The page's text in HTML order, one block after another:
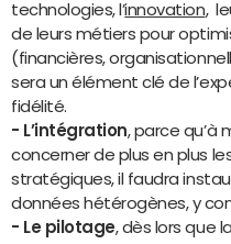
technologies, l’innovation,
de leurs métiers pour
(financières,
sera un élément clé de
fidélité.
- L’intégration, parce qu’à
concerner de plus en plus
stratégiques, il faudra
données hétérogènes, y
- Le pilotage, dès lors que